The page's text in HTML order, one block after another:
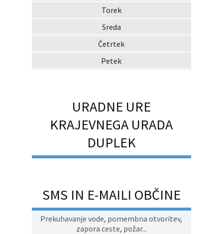
Torek
Sreda
Četrtek
Petek
URADNE URE
KRAJEVNEGA URADA
DUPLEK
SMS IN E-MAILI OBČINE
Prekuhavanje vode, pomembna otvoritev,
zapora ceste, požar...